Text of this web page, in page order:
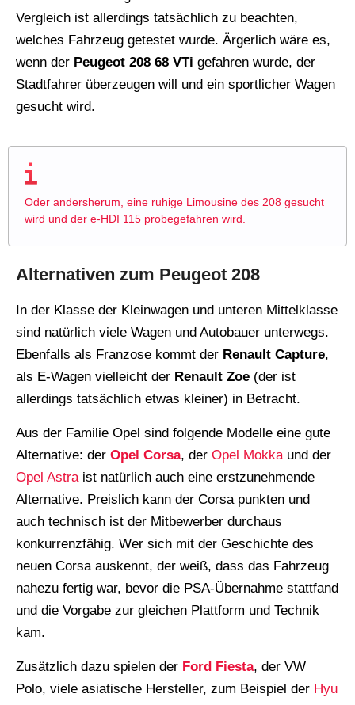
Vergleich ist allerdings tatsächlich zu beachten,
welches Fahrzeug getestet wurde. Ärgerlich wäre es,
wenn der Peugeot 208 68 VTi gefahren wurde, der
Stadtfahrer überzeugen will und ein sportlicher Wagen
gesucht wird.
Oder andersherum, eine ruhige Limousine des 208 gesucht
wird und der e-HDI 115 probegefahren wird.
Alternativen zum Peugeot 208
In der Klasse der Kleinwagen und unteren Mittelklasse
sind natürlich viele Wagen und Autobauer unterwegs.
Ebenfalls als Franzose kommt der Renault Capture,
als E-Wagen vielleicht der Renault Zoe (der ist
allerdings tatsächlich etwas kleiner) in Betracht.
Aus der Familie Opel sind folgende Modelle eine gute
Alternative: der Opel Corsa, der Opel Mokka und der
Opel Astra ist natürlich auch eine erstzunehmende
Alternative. Preislich kann der Corsa punkten und
auch technisch ist der Mitbewerber durchaus
konkurrenzfähig. Wer sich mit der Geschichte des
neuen Corsa auskennt, der weiß, dass das Fahrzeug
nahezu fertig war, bevor die PSA-Übernahme stattfand
und die Vorgabe zur gleichen Plattform und Technik
kam.
Zusätzlich dazu spielen der Ford Fiesta, der VW
Polo, viele asiatische Hersteller, zum Beispiel der Hyu